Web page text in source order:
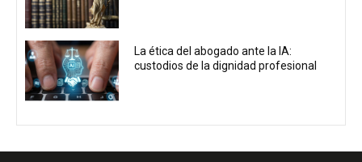
La ética del abogado ante la IA:
custodios de la dignidad profesional